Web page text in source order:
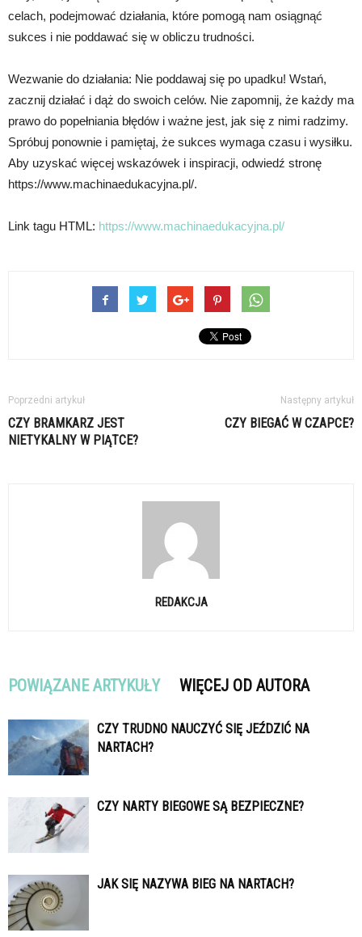
celach, podejmować działania, które pomogą nam osiągnąć
sukces i nie poddawać się w obliczu trudności.
Wezwanie do działania: Nie poddawaj się po upadku! Wstań,
zacznij działać i dąż do swoich celów. Nie zapomnij, że każdy ma
prawo do popełniania błędów i ważne jest, jak się z nimi radzimy.
Spróbuj ponownie i pamiętaj, że sukces wymaga czasu i wysiłku.
Aby uzyskać więcej wskazówek i inspiracji, odwiedź stronę
https://www.machinaedukacyjna.pl/.
Link tagu HTML: https://www.machinaedukacyjna.pl/
Poprzedni artykuł
CZY BRAMKARZ JEST
NIETYKALNY W PIĄTCE?
Następny artykuł
CZY BIEGAĆ W CZAPCE?
REDAKCJA
POWIĄZANE ARTYKUŁY WIĘCEJ OD AUTORA
CZY TRUDNO NAUCZYĆ SIĘ JEŹDZIĆ NA
NARTACH?
CZY NARTY BIEGOWE SĄ BEZPIECZNE?
JAK SIĘ NAZYWA BIEG NA NARTACH?